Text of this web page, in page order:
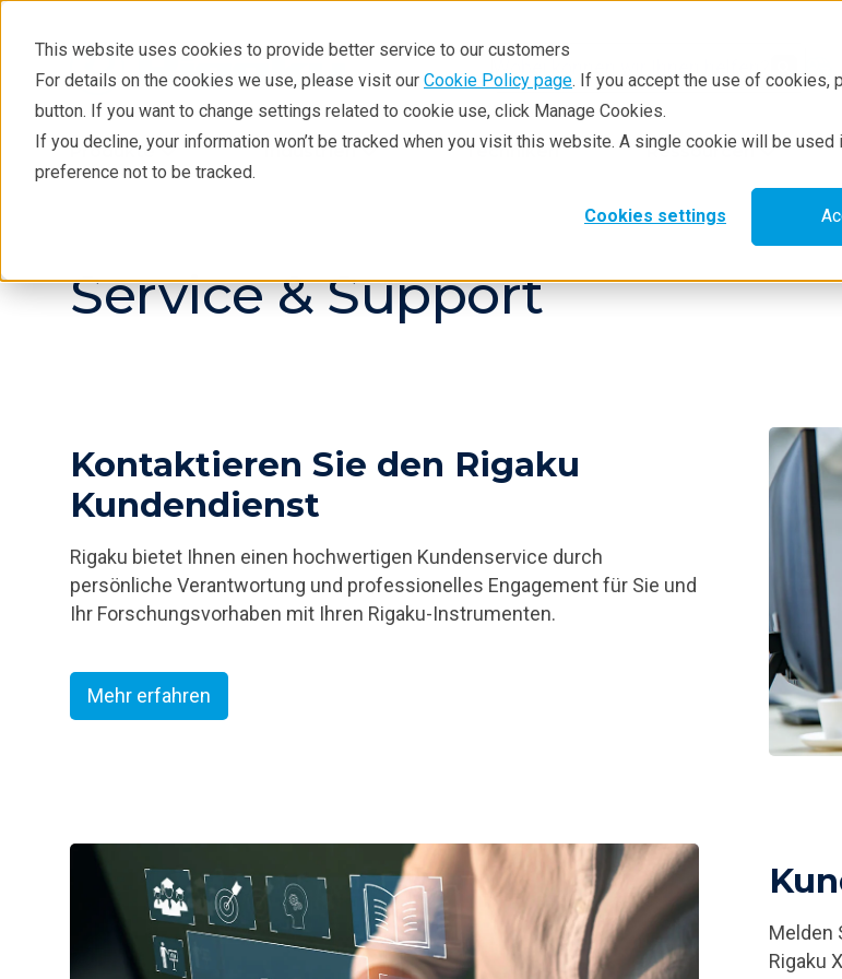
This website uses cookies to provide better service to our customers
For details on the cookies we use, please visit our Cookie Policy page. If you accept the use of cookies,
button. If you want to change settings related to cookie use, click Manage Cookies.
If you decline, your information won’t be tracked when you visit this website. A single cookie will be
preference not to be tracked.
Cookies settings
Produkte Industrien Techniken Ressourcen
Service & Support
Kontaktieren Sie den Rigaku
Kundendienst
Rigaku bietet Ihnen einen hochwertigen Kundenservice durch
persönliche Verantwortung und professionelles Engagement für Sie und
Ihr Forschungsvorhaben mit Ihren Rigaku-Instrumenten.
Mehr erfahren
Melden
Rigaku